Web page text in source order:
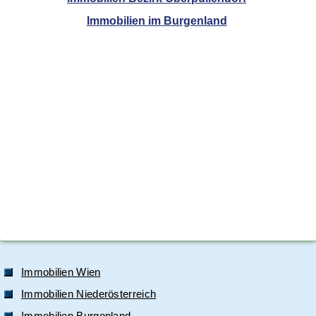
Immobilien im Burgenland
Immobilien Wien
Immobilien Niederösterreich